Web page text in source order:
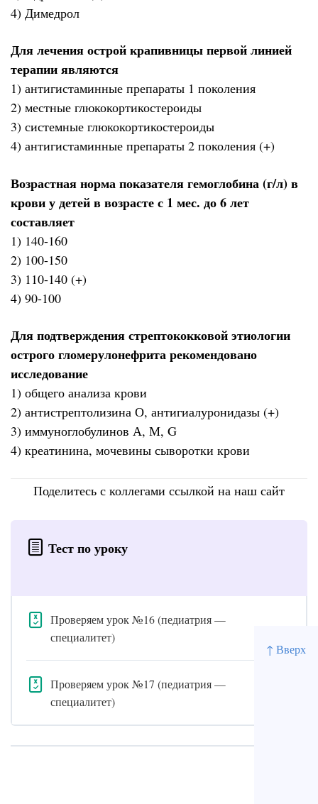
↑ Вверх
4) Димедрол
Для лечения острой крапивницы первой линией
терапии являются
1) антигистаминные препараты 1 поколения
2) местные глюкокортикостероиды
3) системные глюкокортикостероиды
4) антигистаминные препараты 2 поколения (+)
Возрастная норма показателя гемоглобина (г/л) в
крови у детей в возрасте с 1 мес. до 6 лет
составляет
1) 140-160
2) 100-150
3) 110-140 (+)
4) 90-100
Для подтверждения стрептококковой этиологии
острого гломерулонефрита рекомендовано
исследование
1) общего анализа крови
2) антистрептолизина О, антигиалуронидазы (+)
3) иммуноглобулинов А, М, G
4) креатинина, мочевины сыворотки крови
Поделитесь с коллегами ссылкой на наш сайт
Тест по уроку
Проверяем урок №16 (педиатрия —
специалитет)
Проверяем урок №17 (педиатрия —
специалитет)